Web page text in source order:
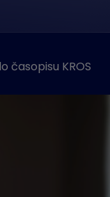
časopisu KROS